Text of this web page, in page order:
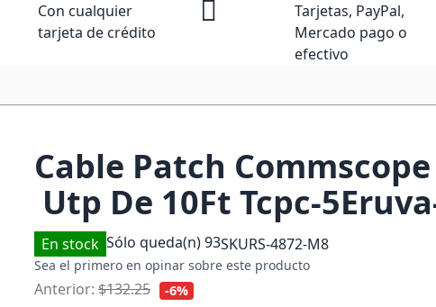
Con cualquier
tarjeta de crédito
Tarjetas, PayPal,
Mercado pago o
efectivo
Cable Patch Commscope
Utp De 10Ft Tcpc-
En stock Sólo queda(n)93SKURS-4872-M8
Sea el primero en opinar sobre este producto
Anterior: $132.25 -6%